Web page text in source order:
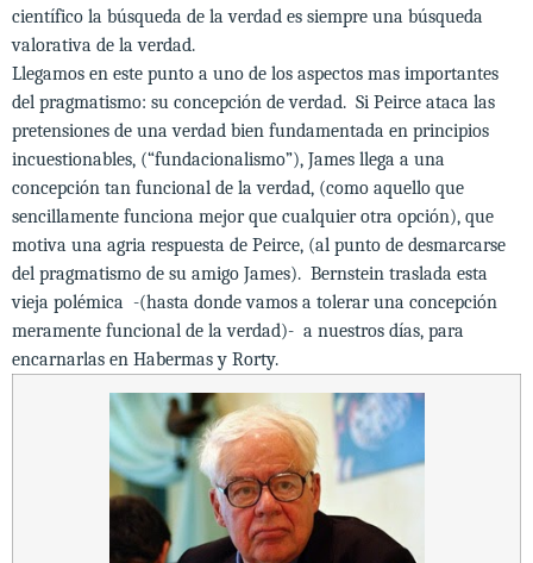
científico la búsqueda de la verdad es siempre una búsqueda
valorativa de la verdad.
Llegamos en este punto a uno de los aspectos mas importantes
del pragmatismo: su concepción de verdad. Si Peirce ataca las
pretensiones de una verdad bien fundamentada en principios
incuestionables, (“fundacionalismo”), James llega a una
concepción tan funcional de la verdad, (como aquello que
sencillamente funciona mejor que cualquier otra opción), que
motiva una agria respuesta de Peirce, (al punto de desmarcarse
del pragmatismo de su amigo James). Bernstein traslada esta
vieja polémica -(hasta donde vamos a tolerar una concepción
meramente funcional de la verdad)- a nuestros días, para
encarnarlas en Habermas y Rorty.